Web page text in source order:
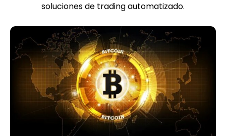
soluciones de trading automatizado.